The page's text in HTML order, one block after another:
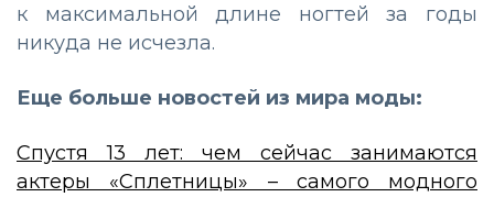
к максимальной длине ногтей за годы
никуда не исчезла.
Еще больше новостей из мира моды:
Спустя 13 лет: чем сейчас занимаются
актеры «Сплетницы» – самого модного